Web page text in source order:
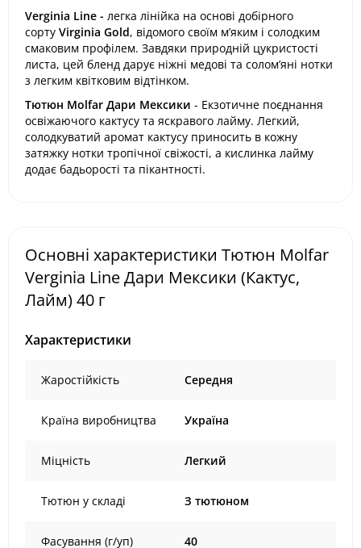
Verginia Line - легка лінійка на основі добірного
сорту Virginia Gold, відомого своїм м’яким і солодким
смаковим профілем. Завдяки природній цукристості
листа, цей бленд дарує ніжні медові та солом’яні нотки
з легким квітковим відтінком.
Тютюн Molfar Дари Мексики - Екзотичне поєднання
освіжаючого кактусу та яскравого лайму. Легкий,
солодкуватий аромат кактусу приносить в кожну
затяжку нотки тропічної свіжості, а кислинка лайму
додає бадьорості та пікантності.
Основні характеристики Тютюн Molfar
Verginia Line Дари Мексики (Кактус,
Лайм) 40 г
Характеристики
Жаростійкість Середня
Країна виробництва Україна
Міцність Легкий
Тютюн у складі З тютюном
Фасування (г/уп) 40